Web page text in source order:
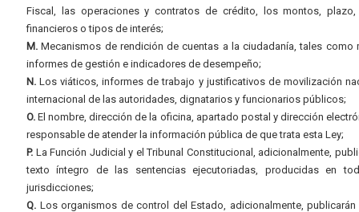
Fiscal, las operaciones y contratos de crédito, los montos,
financieros o tipos de interés;
M. Mecanismos de rendición de cuentas a la ciudadanía, tales como
informes de gestión e indicadores de desempeño;
N. Los viáticos, informes de trabajo y justificativos de movilización
internacional de las autoridades, dignatarios y funcionarios públicos;
O. El nombre, dirección de la oficina, apartado postal y dirección
responsable de atender la información pública de que trata esta Ley;
P. La Función Judicial y el Tribunal Constitucional, adicionalmente,
texto íntegro de las sentencias ejecutoriadas, producidas en
jurisdicciones;
Q. Los organismos de control del Estado, adicionalmente, publicarán